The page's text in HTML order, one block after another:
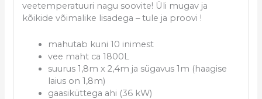
veetemperatuuri nagu soovite! Üli mugav ja
kõikide võimalike lisadega – tule ja proovi !
mahutab kuni 10 inimest
vee maht ca 1800L
suurus 1,8m x 2,4m ja sügavus 1m (haagise
laius on 1,8m)
gaasiküttega ahi (36 kW)